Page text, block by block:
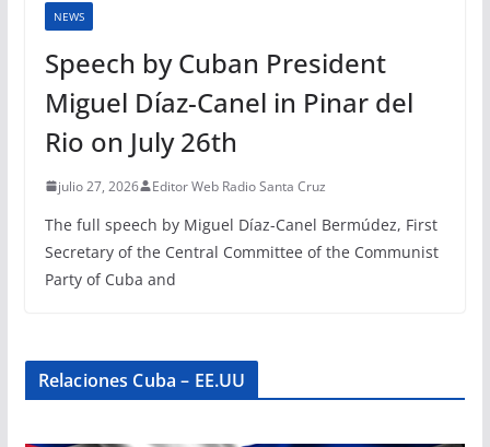
NEWS
Speech by Cuban President
Miguel Díaz-Canel in Pinar del
Rio on July 26th
julio 27, 2026 Editor Web Radio Santa Cruz
The full speech by Miguel Díaz-Canel Bermúdez, First
Secretary of the Central Committee of the Communist
Party of Cuba and
Relaciones Cuba – EE.UU